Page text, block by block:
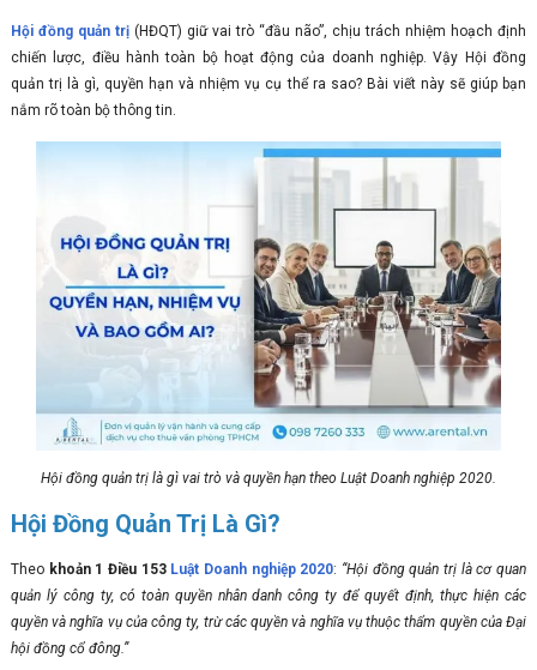
Hội đồng quản trị(HĐQT) giữ vai trò “đầu não”, chịu trách nhiệm hoạch định
chiến lược, điều hành toàn bộ hoạt động của doanh nghiệp. Vậy Hội đồng
quản trị là gì, quyền hạn và nhiệm vụ cụ thể ra sao? Bài viết này sẽ giúp bạn
nắm rõ toàn bộ thông tin.
Hội đồng quản trị là gì vai trò và quyền hạn theo Luật Doanh nghiệp 2020.
Hội Đồng Quản Trị Là Gì?
Theo khoản 1 Điều 153 Luật Doanh nghiệp 2020: “Hội đồng quản trị là cơ quan
quản lý công ty, có toàn quyền nhân danh công ty để quyết định, thực hiện các
quyền và nghĩa vụ của công ty, trừ các quyền và nghĩa vụ thuộc thẩm quyền của Đại
hội đồng cổ đông.”